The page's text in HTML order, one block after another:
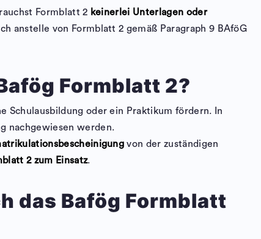
Formblatt 2 keinerlei Unterlagen oder
anstelle von Formblatt 2 gemäß Paragraph 9 BAföG
Formblatt 2?
Schulausbildung oder ein Praktikum fördern. In
nachgewiesen werden.
von der zuständigen
2 zum Einsatz.
das Bafög Formblatt